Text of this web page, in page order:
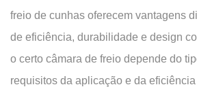
freio de cunhas oferecem vantagens
de eficiência, durabilidade e design
o certo câmara de freio depende do
requisitos da aplicação e da